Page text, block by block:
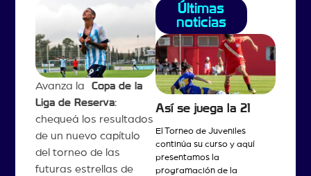
Avanza la Copa de la
Liga de Reserva:
chequeá los resultados
de un nuevo capítulo
del torneo de las
futuras estrellas de
Últimas
noticias
Así se juega la 21
El Torneo de Juveniles
continúa su curso y aquí
presentamos la
programación de la